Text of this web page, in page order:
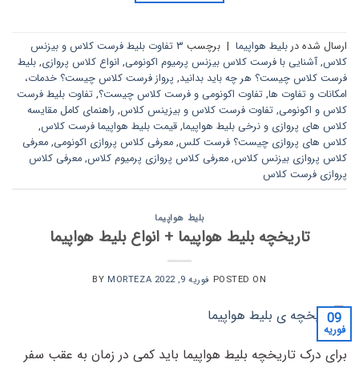
ارسال شده در بلیط هواپیما | برچسب
۳ تفاوت بلیط فرست کلاس و بیزنس
کلاس,آشنایی با فرست کلاس بیزنس پرمیوم اکونومی, انواع کلاس پروازی, بلیط
فرست کلاس چیست؟ هر چه باید بدانید, پرواز فرست کلاس چیست؟ خدمات،
امکانات و تفاوت ها, تفاوت اکونومی و فرست کلاس چیست؟, تفاوت بلیط فرست
کلاس و اکونومی, تفاوت فرست کلاس و بیزینس کلاس, راهنمای کامل مقایسه
کلاس های پروازی و نرخی بلیط هواپیما, قیمت بلیط هواپیما فرست کلاس,
کلاس های پروازی چیست؟ فرست کلس, معرفی کلاس پروازی اکونومی, معرفی
کلاس پروازی بیزنس کلاس, معرفی کلاس پروازی پرمیوم کلاس, معرفی کلاس
پروازی فرست کلاس
بلیط هواپیما
تاریخچه بلیط هواپیما + انواع بلیط هواپیما
POSTED ON فوریه 9, 2022 MORTEZA
09
فوریه
برای درک تاریخچه بلیط هواپیما باید کمی در زمان به عقب سفر